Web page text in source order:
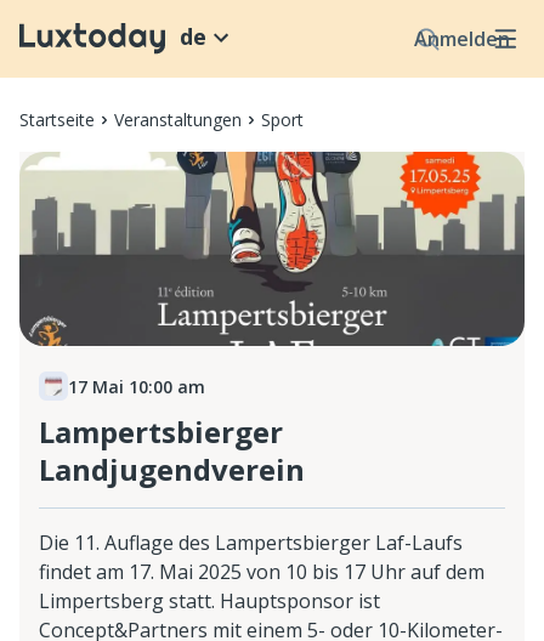
Anmelden
de
Startseite Veranstaltungen Sport
17 Mai 10:00 am
Lampertsbierger
Landjugendverein
Die 11. Auflage des Lampertsbierger Laf-Laufs
findet am 17. Mai 2025 von 10 bis 17 Uhr auf dem
Limpertsberg statt. Hauptsponsor ist
Concept&Partners mit einem 5- oder 10-Kilometer-